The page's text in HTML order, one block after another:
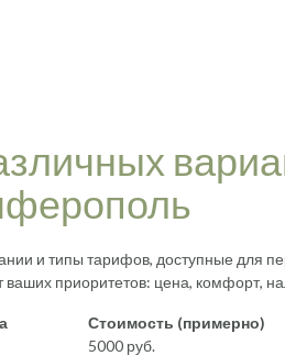
и типы тарифов, доступные для
ваших приоритетов: цена, комфорт,
Стоимость (примерно)
5000 руб.